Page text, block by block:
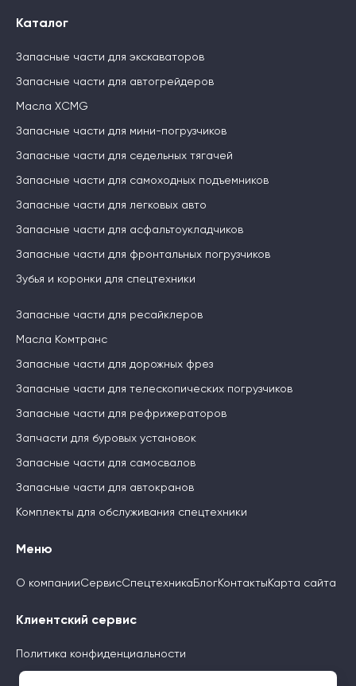
Каталог
Запасные части для экскаваторов
Запасные части для автогрейдеров
Масла XCMG
Запасные части для мини-погрузчиков
Запасные части для седельных тягачей
Запасные части для самоходных подъемников
Запасные части для легковых авто
Запасные части для асфальтоукладчиков
Запасные части для фронтальных погрузчиков
Зубья и коронки для спецтехники
Запасные части для ресайклеров
Масла Комтранс
Запасные части для дорожных фрез
Запасные части для телескопических погрузчиков
Запасные части для рефрижераторов
Запчасти для буровых установок
Запасные части для самосвалов
Запасные части для автокранов
Комплекты для обслуживания спецтехники
Меню
О компанииСервисСпецтехника БлогКонтакты Карта сайта
Клиентский сервис
Политика конфиденциальности